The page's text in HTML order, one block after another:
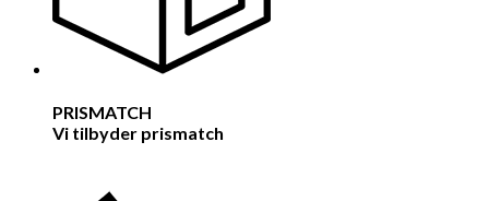
PRISMATCH
Vi tilbyder prismatch